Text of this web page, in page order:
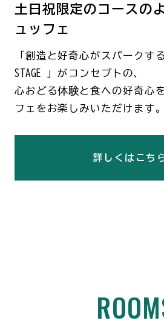
土日祝限定のコースの
ュッフェ
「創造と好奇心がスパークする
STAGE 」がコンセプトの、
心おどる体験と食への好奇心
フェをお楽しみいただけます。
詳しくはこち